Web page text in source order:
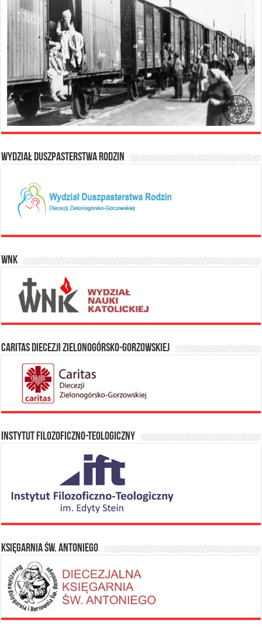
Wydział Duszpasterstwa Rodzin
WNK
Caritas Diecezji Zielonogórsko-Gorzowskiej
Instytut Filozoficzno-Teologiczny
Księgarnia Św. Antoniego